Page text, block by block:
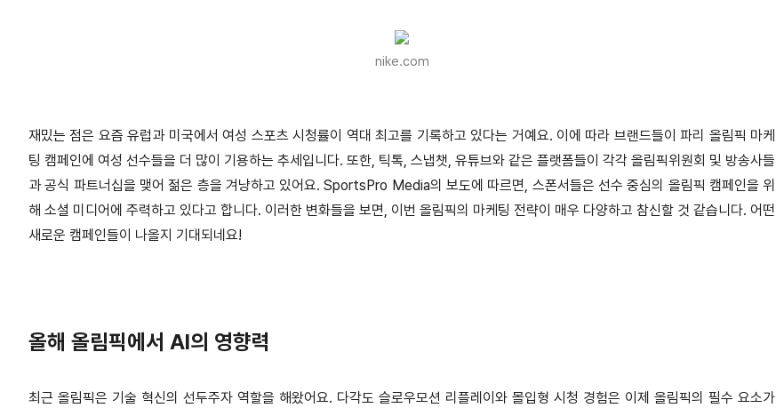
nike.com
재밌는 점은 요즘 유럽과 미국에서 여성 스포츠 시청률이 역대 최고를 기록하고 있다는 거예요. 이에 따라 브랜드들이 파리 올림픽 마케
팅 캠페인에 여성 선수들을 더 많이 기용하는 추세입니다. 또한, 틱톡, 스냅챗, 유튜브와 같은 플랫폼들이 각각 올림픽위원회 및 방송사들
과 공식 파트너십을 맺어 젊은 층을 겨냥하고 있어요. SportsPro Media의 보도에 따르면, 스폰서들은 선수 중심의 올림픽 캠페인을 위
해 소셜 미디어에 주력하고 있다고 합니다. 이러한 변화들을 보면, 이번 올림픽의 마케팅 전략이 매우 다양하고 참신할 것 같습니다. 어떤
새로운 캠페인들이 나올지 기대되네요!
올해 올림픽에서 AI의 영향력
최근 올림픽은 기술 혁신의 선두주자 역할을 해왔어요. 다각도 슬로우모션 리플레이와 몰입형 시청 경험은 이제 올림픽의 필수 요소가